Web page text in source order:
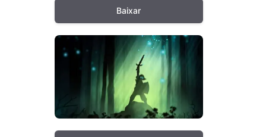
Baixar